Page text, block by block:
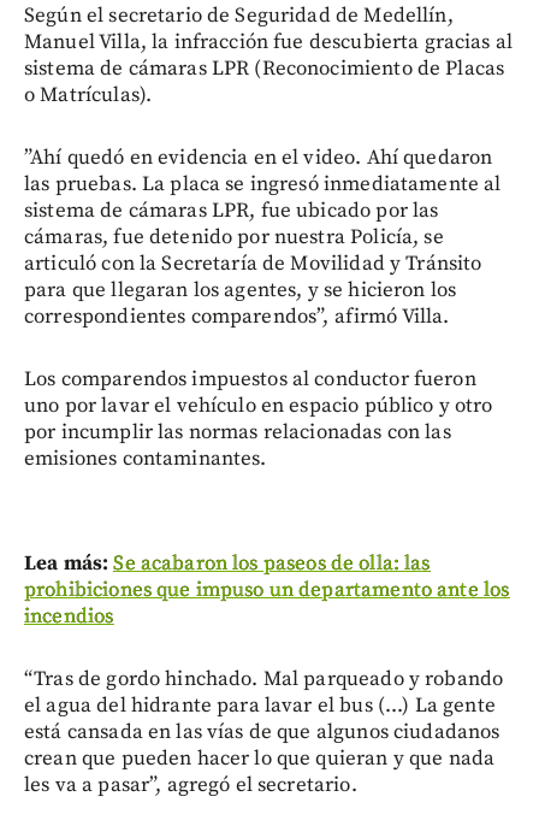
Según el secretario de Seguridad de Medellín,
Manuel Villa, la infracción fue descubierta gracias al
sistema de cámaras LPR (Reconocimiento de Placas
o Matrículas).
”Ahí quedó en evidencia en el video. Ahí quedaron
las pruebas. La placa se ingresó inmediatamente al
sistema de cámaras LPR, fue ubicado por las
cámaras, fue detenido por nuestra Policía, se
articuló con la Secretaría de Movilidad y Tránsito
para que llegaran los agentes, y se hicieron los
correspondientes comparendos”, afirmó Villa.
Los comparendos impuestos al conductor fueron
uno por lavar el vehículo en espacio público y otro
por incumplir las normas relacionadas con las
emisiones contaminantes.
Lea más:Se acabaron los paseos de olla: las
prohibiciones que impuso un departamento ante los
incendios
“Tras de gordo hinchado. Mal parqueado y robando
el agua del hidrante para lavar el bus (...) La gente
está cansada en las vías de que algunos ciudadanos
crean que pueden hacer lo que quieran y que nada
les va a pasar”, agregó el secretario.